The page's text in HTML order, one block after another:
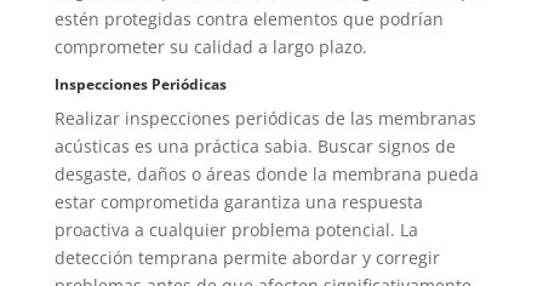
estén protegidas contra elementos que podrían
comprometer su calidad a largo plazo.
Inspecciones Periódicas
Realizar inspecciones periódicas de las membranas
acústicas es una práctica sabia. Buscar signos de
desgaste, daños o áreas donde la membrana pueda
estar comprometida garantiza una respuesta
proactiva a cualquier problema potencial. La
detección temprana permite abordar y corregir